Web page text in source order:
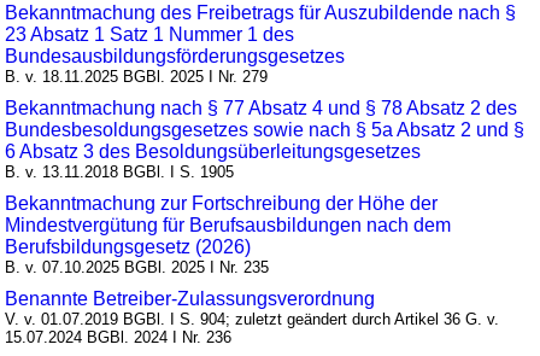
Bekanntmachung des Freibetrags für Auszubildende nach §
23 Absatz 1 Satz 1 Nummer 1 des
Bundesausbildungsförderungsgesetzes
B. v. 18.11.2025 BGBl. 2025 I Nr. 279
Bekanntmachung nach § 77 Absatz 4 und § 78 Absatz 2 des
Bundesbesoldungsgesetzes sowie nach § 5a Absatz 2 und §
6 Absatz 3 des Besoldungsüberleitungsgesetzes
B. v. 13.11.2018 BGBl. I S. 1905
Bekanntmachung zur Fortschreibung der Höhe der
Mindestvergütung für Berufsausbildungen nach dem
Berufsbildungsgesetz (2026)
B. v. 07.10.2025 BGBl. 2025 I Nr. 235
Benannte Betreiber-Zulassungsverordnung
V. v. 01.07.2019 BGBl. I S. 904; zuletzt geändert durch Artikel 36 G. v.
15.07.2024 BGBl. 2024 I Nr. 236